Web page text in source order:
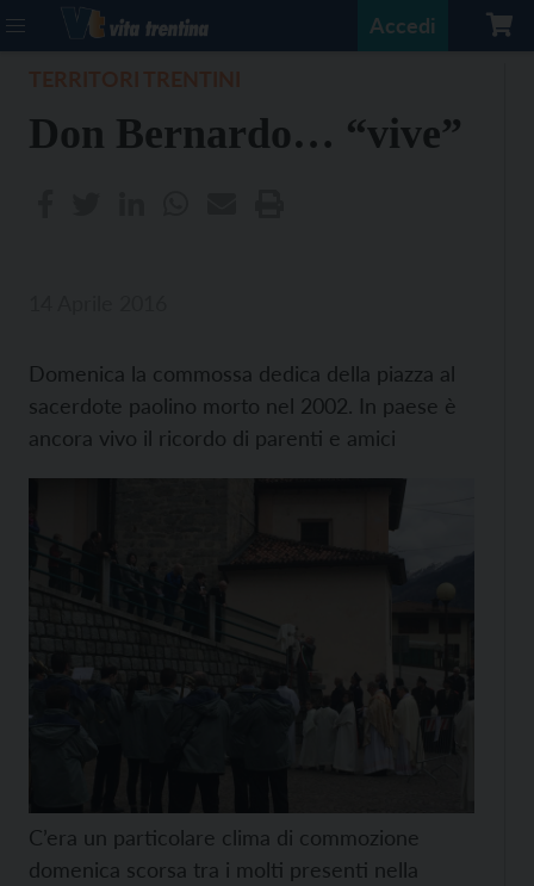
Accedi
Don Bernardo… “vive”
Domenica la commossa dedica della piazza al
sacerdote paolino morto nel 2002. In paese è
ancora vivo il ricordo di parenti e amici
C’era un particolare clima di commozione
domenica scorsa tra i molti presenti nella